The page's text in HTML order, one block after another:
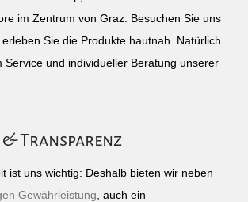
im Zentrum von Graz. Besuchen Sie uns
Sie die Produkte hautnah. Natürlich
Service und individueller Beratung unserer
Transparenz
ist uns wichtig: Deshalb bieten wir neben
Gewährleistung , auch ein